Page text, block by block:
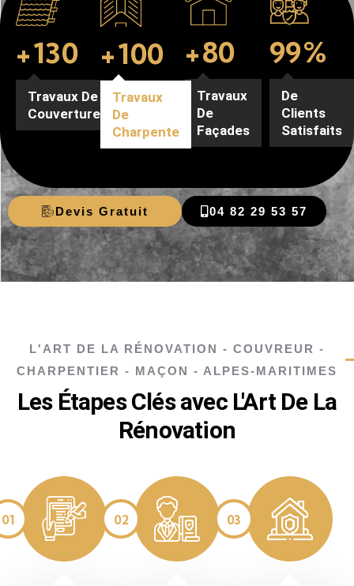
+130
Travaux De
Couverture
+100
Travaux
De
Charpente
+80
Travaux
De
Façades
99%
De
Clients
Satisfaits
Devis Gratuit 04 82 29 53 57
L'ART DE LA RÉNOVATION - COUVREUR -
CHARPENTIER - MAÇON - ALPES-MARITIMES
Les Étapes Clés avec L'Art De La
Rénovation
01 02 03